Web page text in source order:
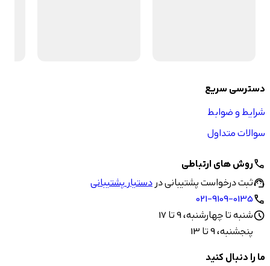
دسترسی سریع
شرایط و ضوابط
سوالات متداول
callروش های ارتباطی
support_agentثبت درخواست پشتیبانی دردستیار پشتیبانی
call
021-9109-0135
scheduleشنبه تا چهارشنبه، 9 تا 17
پنجشنبه، 9 تا 13
ما را دنبال کنید